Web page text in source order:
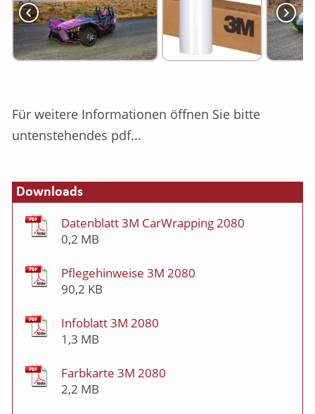
Für weitere Informationen öffnen Sie bitte
untenstehendes pdf...
Downloads
Datenblatt 3M CarWrapping 2080
0,2 MB
Pflegehinweise 3M 2080
90,2 KB
Infoblatt 3M 2080
1,3 MB
Farbkarte 3M 2080
2,2 MB